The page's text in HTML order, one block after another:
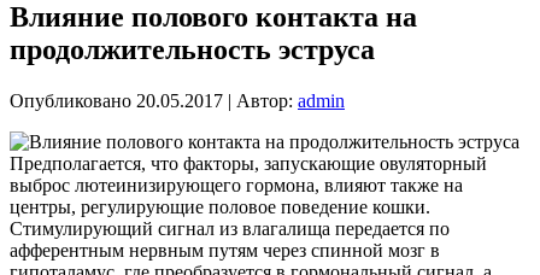
Влияние полового контакта на
продолжительность эструса
Опубликовано 20.05.2017 | Автор: admin
Предполагается, что факторы, запускающие овуляторный
выброс лютеинизирующего гормона, влияют также на
центры, регулирующие половое поведение кошки.
Стимулирующий сигнал из влагалища передается по
афферентным нервным путям через спинной мозг в